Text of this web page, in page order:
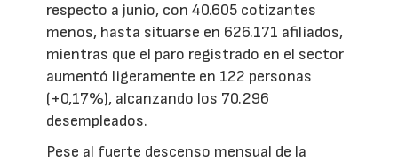
respecto a junio, con 40.605 cotizantes
menos, hasta situarse en 626.171 afiliados,
mientras que el paro registrado en el sector
aumentó ligeramente en 122 personas
(+0,17%), alcanzando los 70.296
desempleados.
Pese al fuerte descenso mensual de la